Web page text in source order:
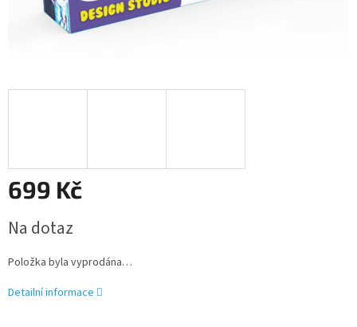
699 Kč
cena:
Na dotaz
Položka byla vyprodána…
Detailní informace